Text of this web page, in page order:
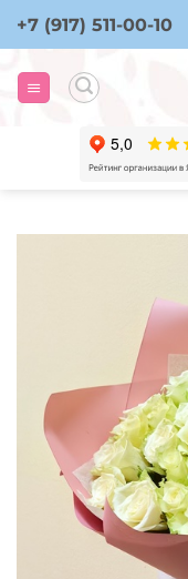
Skip
content
+7 (917) 511-00-10